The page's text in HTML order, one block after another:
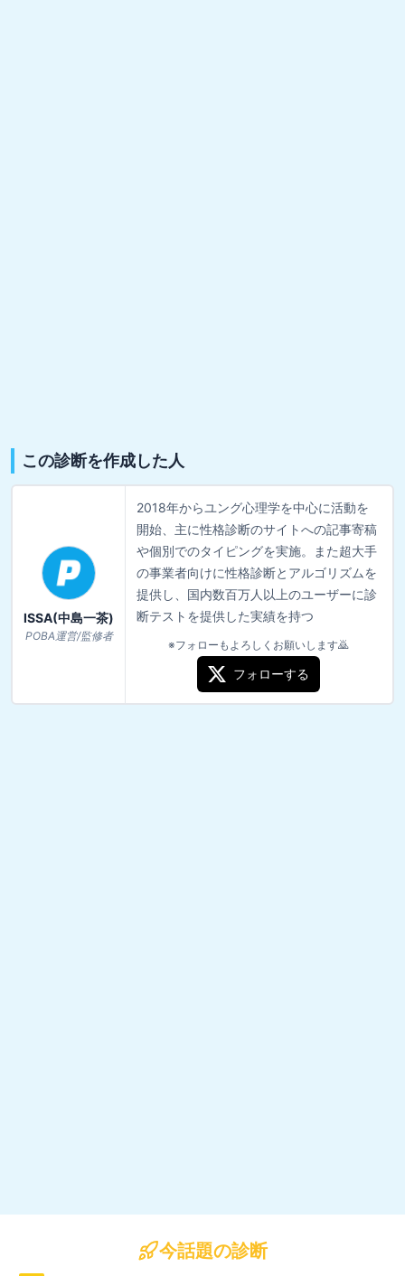
この診断を作成した人
ISSA(中島一茶)
POBA運営/監修者
2018年からユング心理学を中心に活動を
開始、主に性格診断のサイトへの記事寄稿
や個別でのタイピングを実施。また超大手
の事業者向けに性格診断とアルゴリズムを
提供し、国内数百万人以上のユーザーに診
断テストを提供した実績を持つ
※フォローもよろしくお願いします🙇
フォローする
今話題の診断